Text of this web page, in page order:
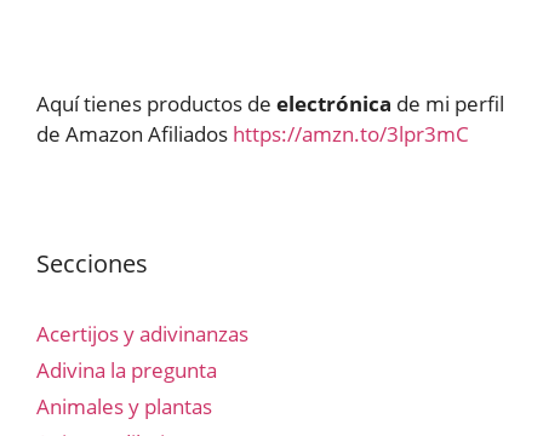
Aquí tienes productos de electrónica de mi perfil
de Amazon Afiliados https://amzn.to/3lpr3mC
Secciones
Acertijos y adivinanzas
Adivina la pregunta
Animales y plantas